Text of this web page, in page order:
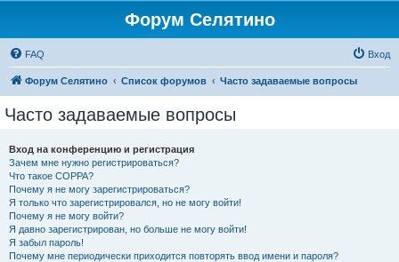
Форум Селятино
FAQ Вход
Форум Селятино Список форумов Часто задаваемые вопросы
Часто задаваемые вопросы
Вход на конференцию и регистрация
Зачем мне нужно регистрироваться?
Что такое COPPA?
Почему я не могу зарегистрироваться?
Я только что зарегистрировался, но не могу войти!
Почему я не могу войти?
Я давно зарегистрирован, но больше не могу войти!
Я забыл пароль!
Почему мне периодически приходится повторять ввод имени и пароля?